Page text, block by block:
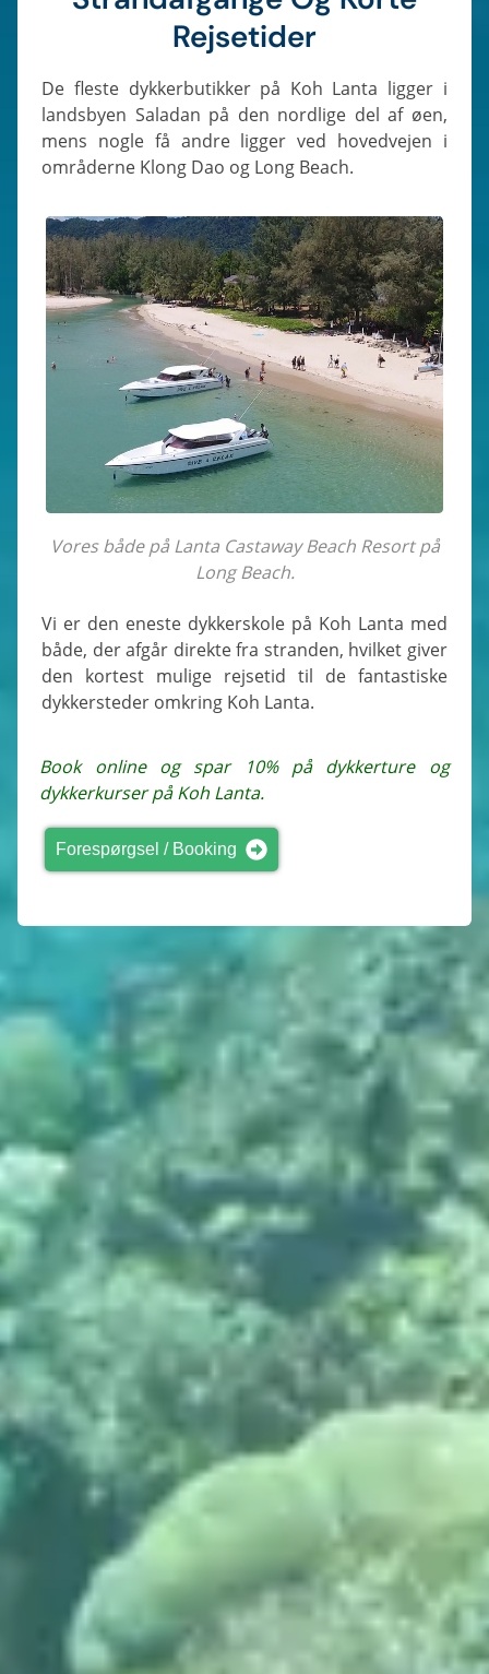
Rejsetider
De fleste dykkerbutikker på Koh Lanta ligger i
landsbyen Saladan på den nordlige del af øen,
mens nogle få andre ligger ved hovedvejen i
områderne Klong Dao og Long Beach.
Vores både på Lanta Castaway Beach Resort på
Long Beach.
Vi er den eneste dykkerskole på Koh Lanta med
både, der afgår direkte fra stranden, hvilket giver
den kortest mulige rejsetid til de fantastiske
dykkersteder omkring Koh Lanta.
Book online og spar 10% på dykkerture og
dykkerkurser på Koh Lanta.
Forespørgsel / Booking